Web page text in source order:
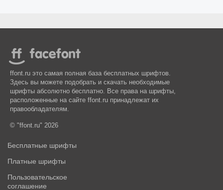
ffont.ru это самая полная база бесплатных шрифтов.
Здесь вы можете подобрать и скачать необходимые
шрифты абсолютно бесплатно. Все права на шрифты,
расположенные на сайте ffont.ru принадлежат их
правообладателям.
© "ffont.ru" 2026
Бесплатные шрифты
Платные шрифты
Пользовательское
соглашение